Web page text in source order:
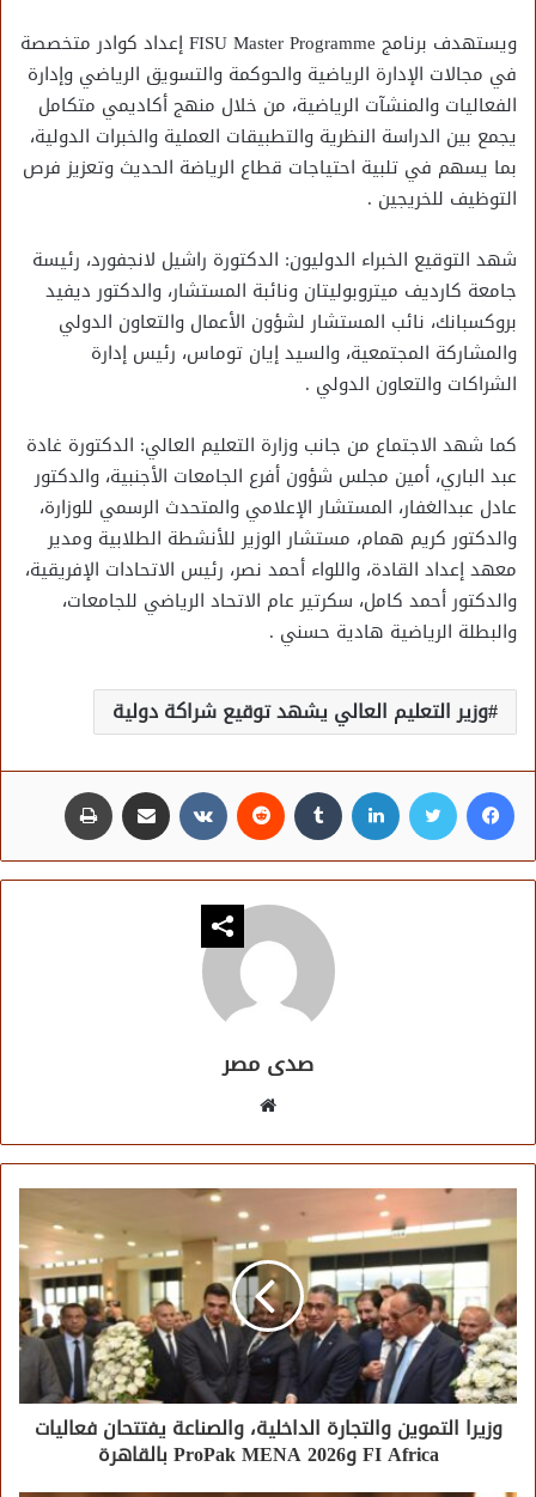
ويستهدف برنامج FISU Master Programme إعداد كوادر متخصصة
في مجالات الإدارة الرياضية والحوكمة والتسويق الرياضي وإدارة
الفعاليات والمنشآت الرياضية، من خلال منهج أكاديمي متكامل
يجمع بين الدراسة النظرية والتطبيقات العملية والخبرات الدولية،
بما يسهم في تلبية احتياجات قطاع الرياضة الحديث وتعزيز فرص
التوظيف للخريجين .
شهد التوقيع الخبراء الدوليون: الدكتورة راشيل لانجفورد، رئيسة
جامعة كارديف ميتروبوليتان ونائبة المستشار، والدكتور ديفيد
بروكسبانك، نائب المستشار لشؤون الأعمال والتعاون الدولي
والمشاركة المجتمعية، والسيد إيان توماس، رئيس إدارة
الشراكات والتعاون الدولي .
كما شهد الاجتماع من جانب وزارة التعليم العالي: الدكتورة غادة
عبد الباري، أمين مجلس شؤون أفرع الجامعات الأجنبية، والدكتور
عادل عبدالغفار، المستشار الإعلامي والمتحدث الرسمي للوزارة،
والدكتور كريم همام، مستشار الوزير للأنشطة الطلابية ومدير
معهد إعداد القادة، واللواء أحمد نصر، رئيس الاتحادات الإفريقية،
والدكتور أحمد كامل، سكرتير عام الاتحاد الرياضي للجامعات،
والبطلة الرياضية هادية حسني .
وزير التعليم العالي يشهد توقيع شراكة دولية
فيسبوك تويتر لينكدإن مشاركة عبر البريد
صدى مصر
وزيرا التموين والتجارة الداخلية، والصناعة يفتتحان فعاليات
FI Africa وProPak MENA 2026 بالقاهرة